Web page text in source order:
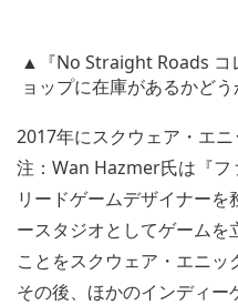
▲『No Straight Roads コ
ョップに在庫があるかど
2017年にスクウェア・エ
注：Wan Hazmer氏は『フ
リードゲームデザイナー
ースタジオとしてゲーム
ことをスクウェア・エニッ
その後、ほかのインディー